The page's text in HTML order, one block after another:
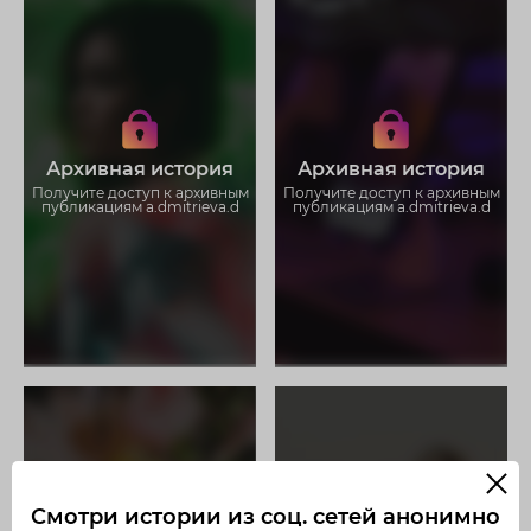
Архивная история
Получите доступ к архивным
публикациям a.dmitrieva.d
Получите доступ к архивным
историям a.dmitrieva.d
Не отвлекайтесь на рекламу
Загружайте истории без
ограничений
Архивная история
Получите доступ к архивным
публикациям a.dmitrieva.d
Получите доступ к архивным
историям a.dmitrieva.d
Не отвлекайтесь на рекламу
Загружайте истории без
ограничений
Смотри истории из соц. сетей анонимно